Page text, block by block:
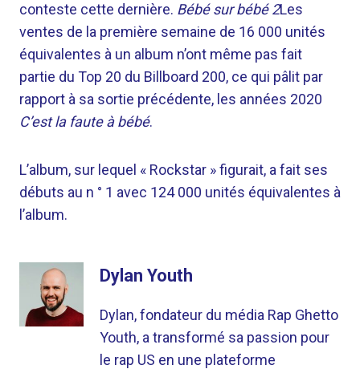
conteste cette dernière. Bébé sur bébé 2Les
ventes de la première semaine de 16 000 unités
équivalentes à un album n’ont même pas fait
partie du Top 20 du Billboard 200, ce qui pâlit par
rapport à sa sortie précédente, les années 2020
C’est la faute à bébé.
L’album, sur lequel « Rockstar » figurait, a fait ses
débuts au n ° 1 avec 124 000 unités équivalentes à
l’album.
Dylan Youth
Dylan, fondateur du média Rap Ghetto
Youth, a transformé sa passion pour
le rap US en une plateforme